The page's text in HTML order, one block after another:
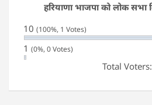
हरियाणा भाजपा को लोक सभा
10 (100%, 1 Votes)
1 (0%, 0 Votes)
Total Voters: